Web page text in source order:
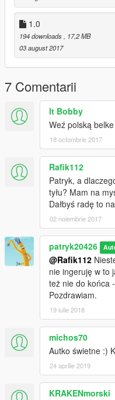
1.0
194 downloads, 17,2 MB
03 august 2017
7 Comentarii
lt Bobby
Weź polską
18 octombrie 2017
Rafik112
Patryk, a
tyłu? Mam na
Dałbyś radę to
02 noiembrie 2017
patryk20426
@Rafik112
nie ingeruję w to
też nie do końca
Pozdrawiam.
19 iulie 2018
michos70
Autko świetne :)
24 aprilie 2019
KRAKENmorski